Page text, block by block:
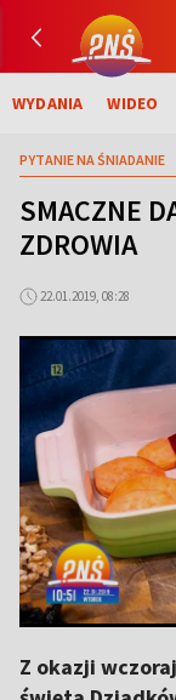
WYDANIA WIDEO
PYTANIE NA ŚNIADANIE
SMACZNE
ZDROWIA
22.01.2019, 08:28
Z okazji